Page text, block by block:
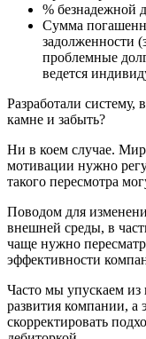
% безнадежной
Сумма
задолженности
проблемные
ведется
Разработали систему,
камне и забыть?
Ни в коем случае.
мотивации нужно
такого пересмотра
Поводом для
внешней среды, в
чаще нужно
эффективности
Часто мы упускаем из
развития компании, а
скорректировать